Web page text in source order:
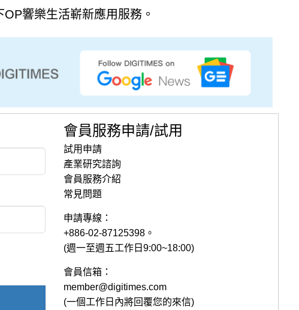
響樂生活嶄新應用服務。
會員服務申請/試用
試用申請
產業研究諮詢
會員服務介紹
常見問題
申請專線：
+886-02-87125398。
(週一至週五工作日9:00~18:00)
會員信箱：
member@digitimes.com
(一個工作日內將回覆您的來信)